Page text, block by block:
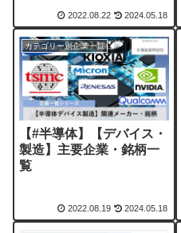
2022.08.22 2024.05.18
カテゴリー別企業一覧
【#半導体】【デバイス・
製造】主要企業・銘柄一
覧
2022.08.19 2024.05.18